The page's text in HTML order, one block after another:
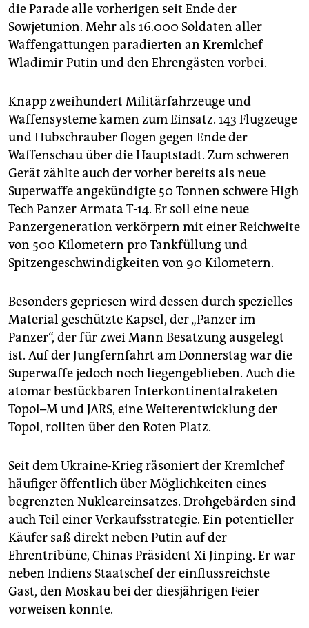
die Parade alle vorherigen seit Ende der
Sowjetunion. Mehr als 16.000 Soldaten aller
Waffengattungen paradierten an Kremlchef
Wladimir Putin und den Ehrengästen vorbei.
Knapp zweihundert Militärfahrzeuge und
Waffensysteme kamen zum Einsatz. 143 Flugzeuge
und Hubschrauber flogen gegen Ende der
Waffenschau über die Hauptstadt. Zum schweren
Gerät zählte auch der vorher bereits als neue
Superwaffe angekündigte 50 Tonnen schwere High
Tech Panzer Armata T-14. Er soll eine neue
Panzergeneration verkörpern mit einer Reichweite
von 500 Kilometern pro Tankfüllung und
Spitzengeschwindigkeiten von 90 Kilometern.
Besonders gepriesen wird dessen durch spezielles
Material geschützte Kapsel, der „Panzer im
Panzer“, der für zwei Mann Besatzung ausgelegt
ist. Auf der Jungfernfahrt am Donnerstag war die
Superwaffe jedoch noch liegengeblieben. Auch die
atomar bestückbaren Interkontinentalraketen
Topol–M und JARS, eine Weiterentwicklung der
Topol, rollten über den Roten Platz.
Seit dem Ukraine-Krieg räsoniert der Kremlchef
häufiger öffentlich über Möglichkeiten eines
begrenzten Nukleareinsatzes. Drohgebärden sind
auch Teil einer Verkaufsstrategie. Ein potentieller
Käufer saß direkt neben Putin auf der
Ehrentribüne, Chinas Präsident Xi Jinping. Er war
neben Indiens Staatschef der einflussreichste
Gast, den Moskau bei der diesjährigen Feier
vorweisen konnte.